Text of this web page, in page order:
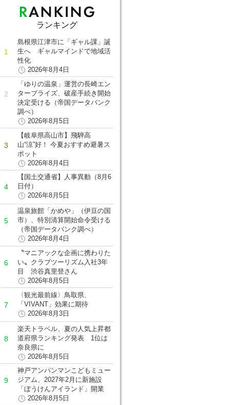
ランキング
島根県江津市に「ギャル課」誕
生へ ギャルマインドで地域活
性化
2026年8月4日
「ゆりの温泉」運営の長崎エン
タープライズ、破産手続き開始
決定受ける（帝国データバンク
調べ）
2026年8月5日
【岐阜県高山市】飛騨高
山“涼”好！ 今夏おすすめ避暑ス
ポット
2026年8月4日
【国土交通省】人事異動（8月6
日付）
2026年8月5日
温泉旅館「かめや」（伊豆の国
市）、特別清算開始命令受ける
（帝国データバンク調べ）
2026年8月4日
〝マニアックな企画に携わりた
い〟クラブツーリズム入社3年
目 渋谷真里登さん
2026年8月5日
〈観光最前線〉鳥取県、
「VIVANT」効果に期待
2026年8月3日
楽天トラベル、夏の人気上昇都
道府県ランキング発表 1位は
奈良県に
2026年8月5日
神戸アンパンマンこどもミュー
ジアム、2027年2月に新施設
「ぼうけんアイランド」開業
2026年8月5日